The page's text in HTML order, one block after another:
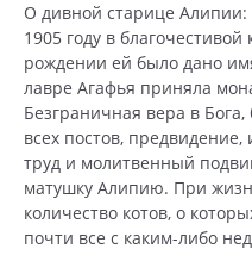
О дивной старице
1905 году в
рождении ей было дано
лавре Агафья приняла
Безграничная вера в
всех постов,
труд и молитвенный
матушку Алипию. При
количество котов, о
почти все с каким-либо